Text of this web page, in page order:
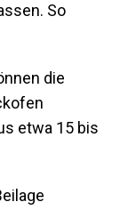
So
die
etwa 15 bis